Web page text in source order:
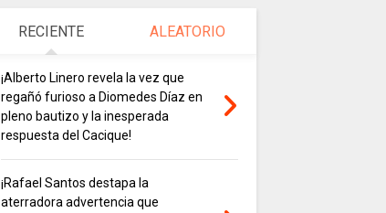
RECIENTE ALEATORIO
¡Alberto Linero revela la vez que
regañó furioso a Diomedes Díaz en
pleno bautizo y la inesperada
respuesta del Cacique!
¡Rafael Santos destapa la
aterradora advertencia que